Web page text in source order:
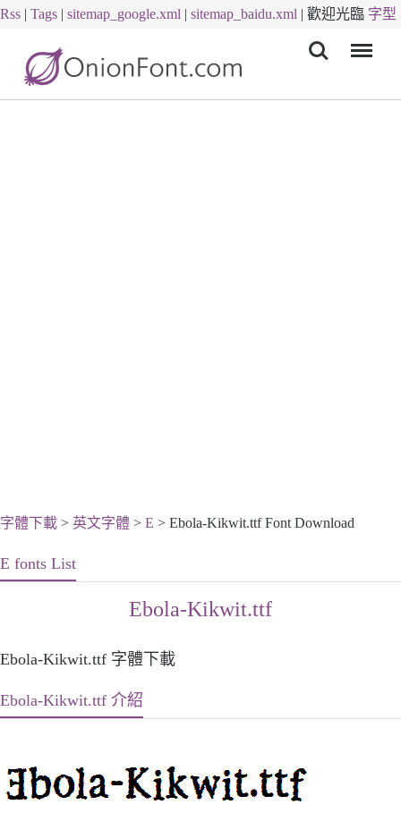
Rss | Tags | sitemap_google.xml | sitemap_baidu.xml | 歡迎光臨 字型
字體下載 > 英文字體 > E > Ebola-Kikwit.ttf Font Download
E fonts List
Ebola-Kikwit.ttf
Ebola-Kikwit.ttf 字體下載
Ebola-Kikwit.ttf 介紹